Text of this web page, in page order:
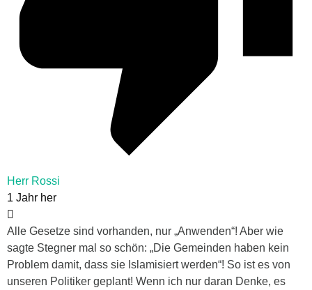
Herr Rossi
1 Jahr her
Alle Gesetze sind vorhanden, nur „Anwenden“! Aber wie
sagte Stegner mal so schön: „Die Gemeinden haben kein
Problem damit, dass sie Islamisiert werden“! So ist es von
unseren Politiker geplant! Wenn ich nur daran Denke, es